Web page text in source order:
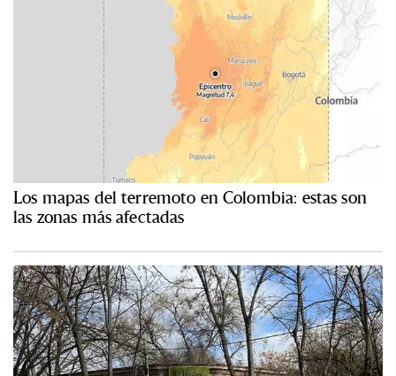
Los mapas del terremoto en Colombia: estas son
las zonas más afectadas